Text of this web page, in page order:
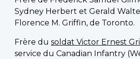
Sydney Herbert et Gerald
Florence M. Griffin, de Toronto.
Frère du soldat Victor Ernest
service du Canadian Infantry